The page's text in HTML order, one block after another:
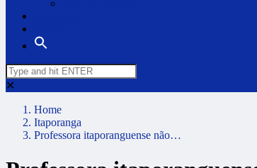
✕
Home
Itaporanga
Professora itaporanguense não…